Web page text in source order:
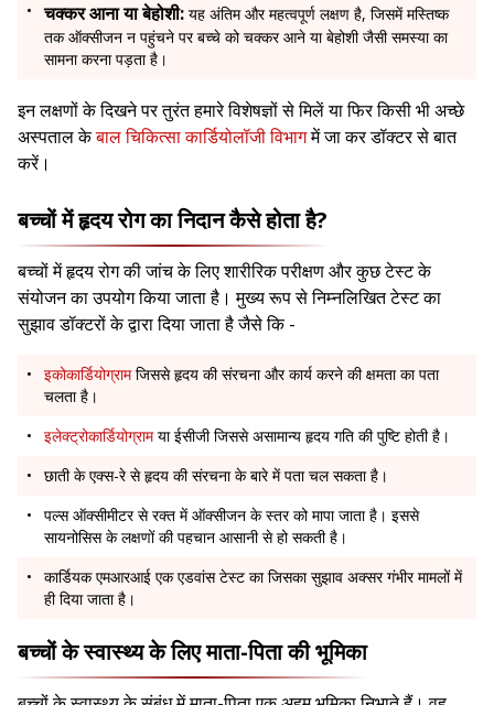
चक्कर आना या बेहोशी: यह अंतिम और महत्वपूर्ण लक्षण है, जिसमें मस्तिष्क
तक ऑक्सीजन न पहुंचने पर बच्चे को चक्कर आने या बेहोशी जैसी समस्या का
सामना करना पड़ता है।
इन लक्षणों के दिखने पर तुरंत हमारे विशेषज्ञों से मिलें या फिर किसी भी अच्छे
अस्पताल केबाल चिकित्सा कार्डियोलॉजी विभागमें जा कर डॉक्टर से बात
करें।
बच्चों में हृदय रोग का निदान कैसे होता है?
बच्चों में हृदय रोग की जांच के लिए शारीरिक परीक्षण और कुछ टेस्ट के
संयोजन का उपयोग किया जाता है। मुख्य रूप से निम्नलिखित टेस्ट का
सुझाव डॉक्टरों के द्वारा दिया जाता है जैसे कि -
इकोकार्डियोग्रामजिससे हृदय की संरचना और कार्य करने की क्षमता का पता
चलता है।
इलेक्ट्रोकार्डियोग्रामया ईसीजी जिससे असामान्य हृदय गति की पुष्टि होती है।
छाती के एक्स-रे से हृदय की संरचना के बारे में पता चल सकता है।
पल्स ऑक्सीमीटर से रक्त में ऑक्सीजन के स्तर को मापा जाता है। इससे
सायनोसिस के लक्षणों की पहचान आसानी से हो सकती है।
कार्डियक एमआरआई एक एडवांस टेस्ट का जिसका सुझाव अक्सर गंभीर मामलों में
ही दिया जाता है।
बच्चों के स्वास्थ्य के लिए माता-पिता की भूमिका